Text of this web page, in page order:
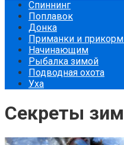
Спиннинг
Поплавок
Донка
Приманки и
Начинающим
Рыбалка зимой
Подводная охота
Уха
Секреты